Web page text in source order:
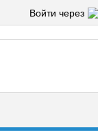
Войти через